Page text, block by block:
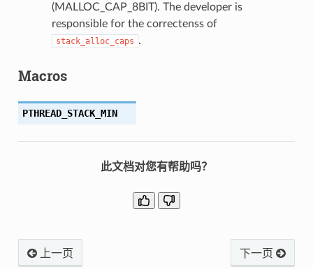
(MALLOC_CAP_8BIT). The developer is
responsible for the correctenss of
stack_alloc_caps .
Macros
PTHREAD_STACK_MIN
此文档对您有帮助吗？
上一页 下一页